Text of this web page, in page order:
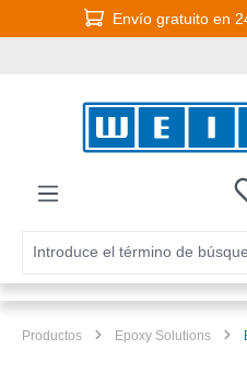
Saltar al contenido principal
Envío gratuito en
Productos Epoxy Solutions